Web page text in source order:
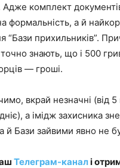
Адже комплект
формальність, а й
“Бази прихильників”.
знають, що і 500
— гроші.
вкрай незначні (від 5
а імідж захисника
й Бази зайвими явно не
Телеграм-каналі